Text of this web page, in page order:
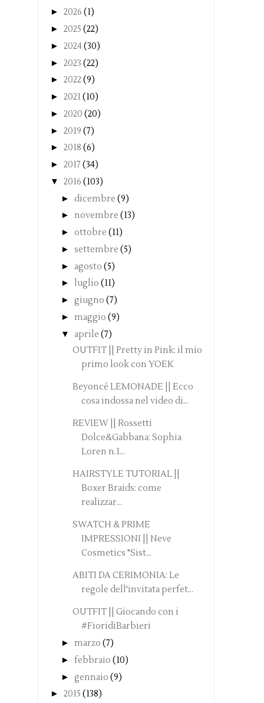
► 2026 (1)
► 2025 (22)
► 2024(30)
► 2023 (22)
► 2022(9)
► 2021(10)
► 2020 (20)
► 2019 (7)
► 2018 (6)
► 2017 (34)
▼ 2016 (103)
► dicembre (9)
► novembre (13)
► ottobre (11)
► settembre (5)
► agosto (5)
► luglio (11)
► giugno (7)
► maggio (9)
▼ aprile (7)
OUTFIT || Pretty in Pink: il mio
primo look con YOEK
Beyoncé LEMONADE || Ecco
cosa indossa nel video di...
REVIEW || Rossetti
Dolce&Gabbana: Sophia
Loren n.1...
HAIRSTYLE TUTORIAL ||
Boxer Braids: come
realizzar...
SWATCH & PRIME
IMPRESSIONI || Neve
Cosmetics "Sist...
ABITI DA CERIMONIA: Le
regole dell'invitata perfet...
OUTFIT || Giocando con i
#FioridiBarbieri
► marzo (7)
► febbraio (10)
► gennaio (9)
► 2015 (138)